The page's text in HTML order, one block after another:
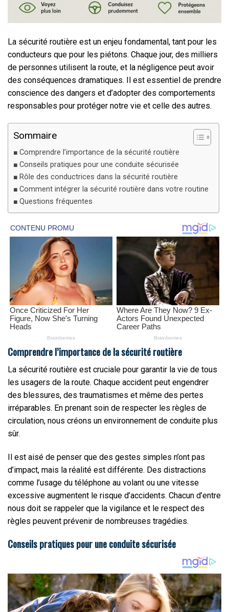
La sécurité routière est un enjeu fondamental, tant pour les
conducteurs que pour les piétons. Chaque jour, des milliers
de personnes utilisent la route, et la négligence peut avoir
des conséquences dramatiques. Il est essentiel de prendre
conscience des dangers et d’adopter des comportements
responsables pour protéger notre vie et celle des autres.
Sommaire
Comprendre l’importance de la sécurité routière
Conseils pratiques pour une conduite sécurisée
Rôle des conductrices dans la sécurité routière
Comment intégrer la sécurité routière dans votre routine
Questions fréquentes
Comprendre l’importance de la sécurité routière
La sécurité routière est cruciale pour garantir la vie de tous
les usagers de la route. Chaque accident peut engendrer
des blessures, des traumatismes et même des pertes
irréparables. En prenant soin de respecter les règles de
circulation, nous créons un environnement de conduite plus
sûr.
Il est aisé de penser que des gestes simples n’ont pas
d’impact, mais la réalité est différente. Des distractions
comme l’usage du téléphone au volant ou une vitesse
excessive augmentent le risque d’accidents. Chacun d’entre
nous doit se rappeler que la vigilance et le respect des
règles peuvent prévenir de nombreuses tragédies.
Conseils pratiques pour une conduite sécurisée